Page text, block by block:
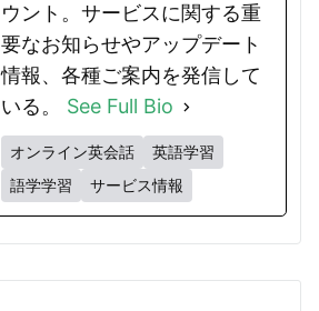
ウント。サービスに関する重
要なお知らせやアップデート
情報、各種ご案内を発信して
いる。 See Full Bio
オンライン英会話
英語学習
語学学習
サービス情報